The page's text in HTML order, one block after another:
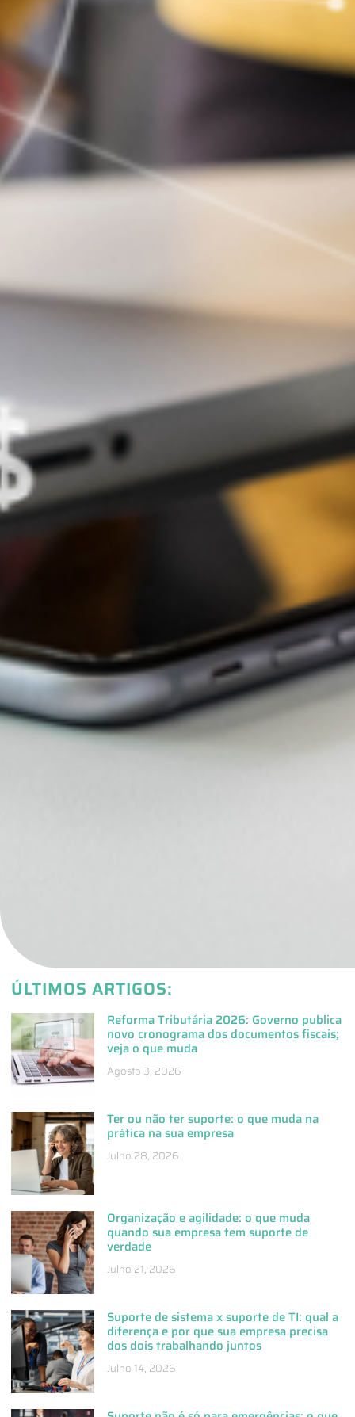
ÚLTIMOS ARTIGOS:
Reforma Tributária 2026: Governo publica
novo cronograma dos documentos fiscais;
veja o que muda
Agosto 3, 2026
Ter ou não ter suporte: o que muda na
prática na sua empresa
Julho 28, 2026
Organização e agilidade: o que muda
quando sua empresa tem suporte de
verdade
Julho 21, 2026
Suporte de sistema x suporte de TI: qual a
diferença e por que sua empresa precisa
dos dois trabalhando juntos
Julho 14, 2026